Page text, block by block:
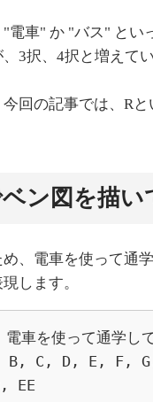
"電車" か "バス" とい
3択、4択と増えて
回の記事では、R
ン図を描い
、電車を使って通
します。
電車を使って通学
B, C, D, E, F,
EE